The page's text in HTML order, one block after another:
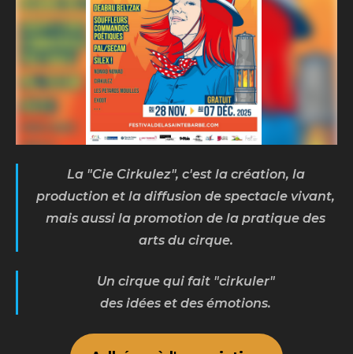
La "Cie Cirkulez", c'est la création, la
production et la diffusion de spectacle vivant,
mais aussi la promotion de la pratique des
arts du cirque.
Un cirque qui fait "cirkuler"
des idées et des émotions.